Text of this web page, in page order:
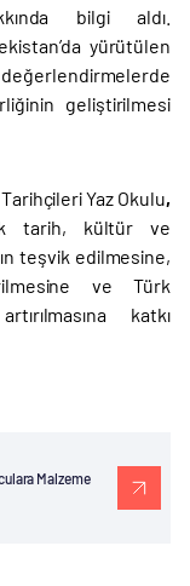
bilgi aldı.
yürütülen
geliştirilmesi
Yaz Okulu,
tarih, kültür ve
teşvik edilmesine,
ve Türk
katkı
Malzeme